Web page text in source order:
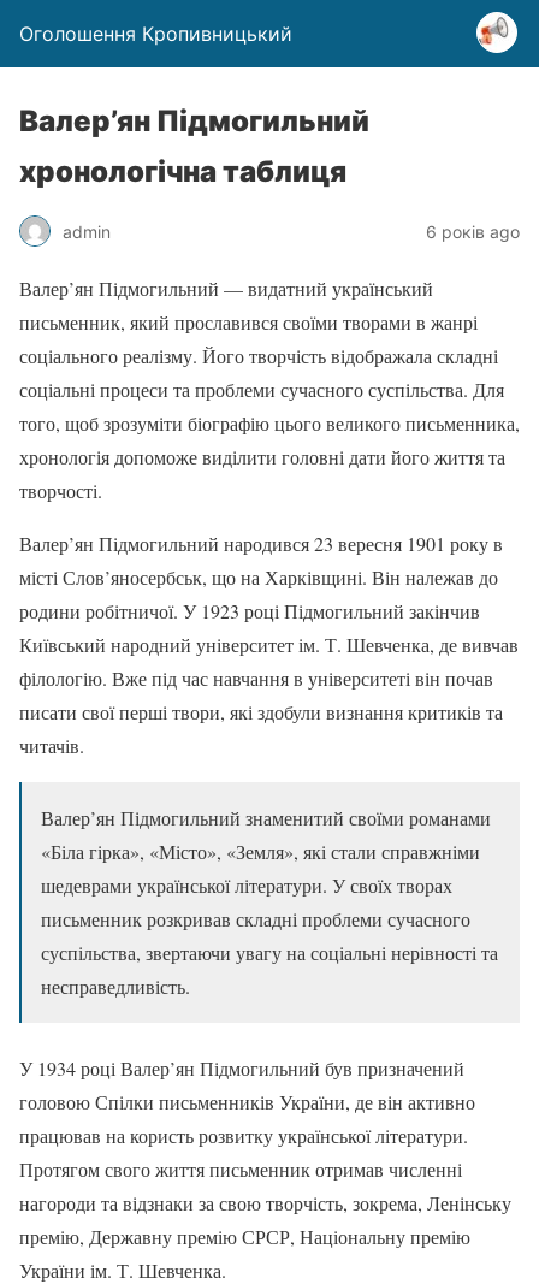
Оголошення Кропивницький
Валер’ян Підмогильний
хронологічна таблиця
admin 6 років ago
Валер’ян Підмогильний — видатний український
письменник, який прославився своїми творами в жанрі
соціального реалізму. Його творчість відображала складні
соціальні процеси та проблеми сучасного суспільства. Для
того, щоб зрозуміти біографію цього великого письменника,
хронологія допоможе виділити головні дати його життя та
творчості.
Валер’ян Підмогильний народився 23 вересня 1901 року в
місті Слов’яносербськ, що на Харківщині. Він належав до
родини робітничої. У 1923 році Підмогильний закінчив
Київський народний університет ім. Т. Шевченка, де вивчав
філологію. Вже під час навчання в університеті він почав
писати свої перші твори, які здобули визнання критиків та
читачів.
Валер’ян Підмогильний знаменитий своїми романами
«Біла гірка», «Місто», «Земля», які стали справжніми
шедеврами української літератури. У своїх творах
письменник розкривав складні проблеми сучасного
суспільства, звертаючи увагу на соціальні нерівності та
несправедливість.
У 1934 році Валер’ян Підмогильний був призначений
головою Спілки письменників України, де він активно
працював на користь розвитку української літератури.
Протягом свого життя письменник отримав численні
нагороди та відзнаки за свою творчість, зокрема, Ленінську
премію, Державну премію СРСР, Національну премію
України ім. Т. Шевченка.